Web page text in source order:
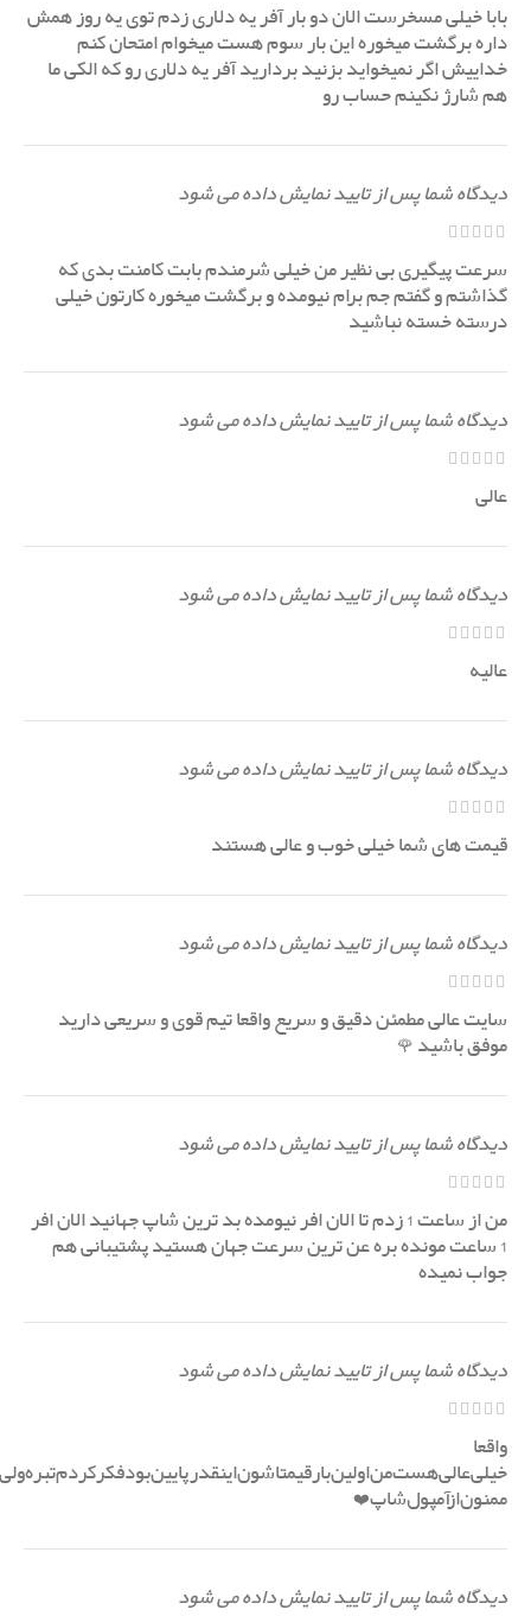
بابا خیلی مسخرست الان دو بار آفر یه دلاری زدم توی یه روز همش
داره برگشت میخوره این بار سوم هست میخوام امتحان کنم
خداییش اگر نمیخواید بزنید بردارید آفر یه دلاری رو که الکی ما
هم شارژ نکینم حساب رو
دیدگاه شما پس از تایید نمایش داده می شود
سرعت پیگیری بی نظیر من خیلی شرمندم بابت کامنت بدی که
گذاشتم و گفتم جم برام نیومده و برگشت میخوره کارتون خیلی
درسته خسته نباشید
دیدگاه شما پس از تایید نمایش داده می شود
عالی
دیدگاه شما پس از تایید نمایش داده می شود
عالیه
دیدگاه شما پس از تایید نمایش داده می شود
قیمت های شما خیلی خوب و عالی هستند
دیدگاه شما پس از تایید نمایش داده می شود
سایت عالی مطمئن دقیق و سریع واقعا تیم قوی و سریعی دارید
موفق باشید 🌹
دیدگاه شما پس از تایید نمایش داده می شود
من از ساعت 1 زدم تا الان افر نیومده بد ترین شاپ جهانید الان افر
1 ساعت مونده بره عن ترین سرعت جهان هستید پشتیبانی هم
جواب نمیده
دیدگاه شما پس از تایید نمایش داده می شود
واقعا
ممنون‌از‌آمپول‌شاپ❤️
دیدگاه شما پس از تایید نمایش داده می شود